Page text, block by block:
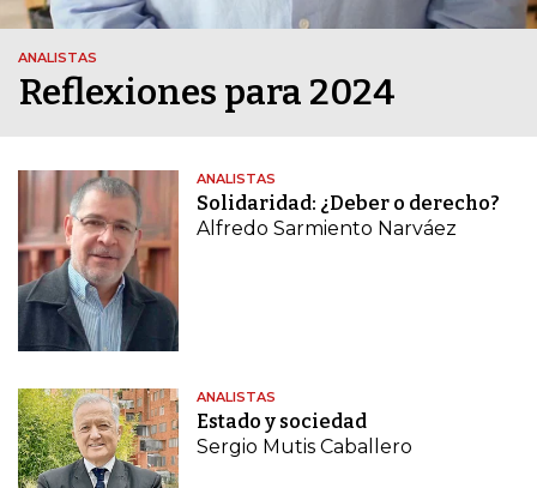
ANALISTAS
Reflexiones para 2024
ANALISTAS
Solidaridad: ¿Deber o derecho?
Alfredo Sarmiento Narváez
ANALISTAS
Estado y sociedad
Sergio Mutis Caballero